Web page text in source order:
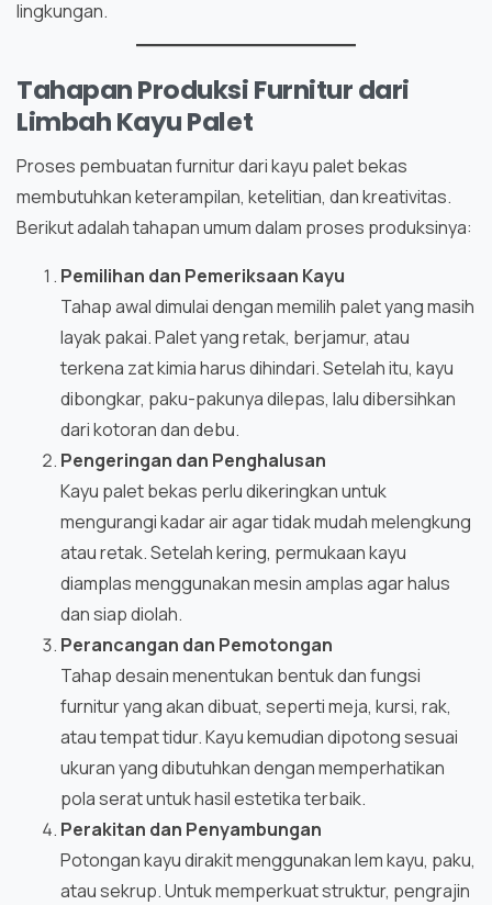
lingkungan.
Tahapan Produksi Furnitur dari
Limbah Kayu Palet
Proses pembuatan furnitur dari kayu palet bekas
membutuhkan keterampilan, ketelitian, dan kreativitas.
Berikut adalah tahapan umum dalam proses produksinya:
Pemilihan dan Pemeriksaan Kayu
Tahap awal dimulai dengan memilih palet yang masih
layak pakai. Palet yang retak, berjamur, atau
terkena zat kimia harus dihindari. Setelah itu, kayu
dibongkar, paku-pakunya dilepas, lalu dibersihkan
dari kotoran dan debu.
Pengeringan dan Penghalusan
Kayu palet bekas perlu dikeringkan untuk
mengurangi kadar air agar tidak mudah melengkung
atau retak. Setelah kering, permukaan kayu
diamplas menggunakan mesin amplas agar halus
dan siap diolah.
Perancangan dan Pemotongan
Tahap desain menentukan bentuk dan fungsi
furnitur yang akan dibuat, seperti meja, kursi, rak,
atau tempat tidur. Kayu kemudian dipotong sesuai
ukuran yang dibutuhkan dengan memperhatikan
pola serat untuk hasil estetika terbaik.
Perakitan dan Penyambungan
Potongan kayu dirakit menggunakan lem kayu, paku,
atau sekrup. Untuk memperkuat struktur, pengrajin